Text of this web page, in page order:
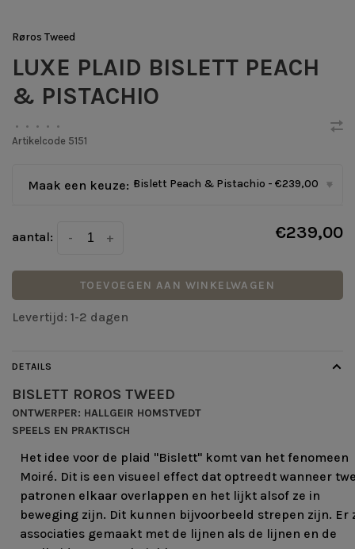
Røros Tweed
LUXE PLAID BISLETT PEACH
& PISTACHIO
• • • •
•
Artikelcode 5151
Maak een keuze: *Bislett Peach & Pistachio - €239,00 ▾
aantal: +
- €239,00
TOEVOEGEN AAN WINKELWAGEN
Levertijd: 1-2 dagen
DETAILS
BISLETT ROROS TWEED
ONTWERPER: HALLGEIR HOMSTVEDT
SPEELS EN PRAKTISCH
Het idee voor de plaid "Bislett" komt van het fenomeen
Moiré. Dit is een visueel effect dat optreedt wanneer
patronen elkaar overlappen en het lijkt alsof ze in
beweging zijn. Dit kunnen bijvoorbeeld strepen zijn. Er
associaties gemaakt met de lijnen als de lijnen en de